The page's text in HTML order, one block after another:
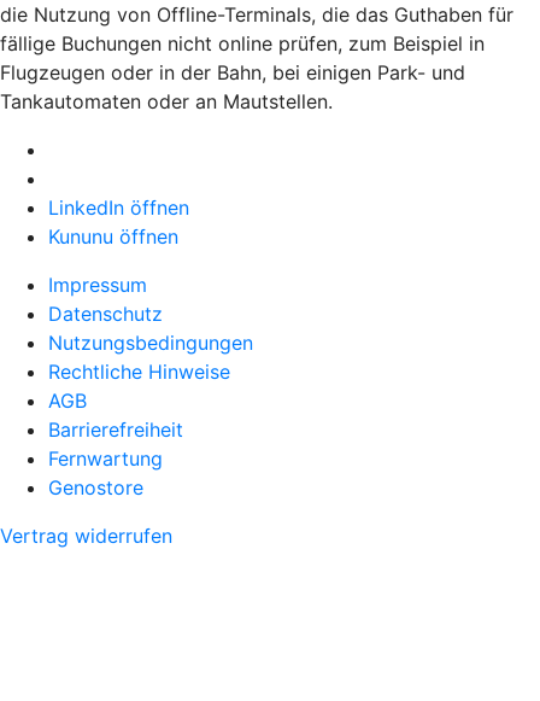
die Nutzung von Offline-Terminals, die das Guthaben für
fällige Buchungen nicht online prüfen, zum Beispiel in
Flugzeugen oder in der Bahn, bei einigen Park- und
Tankautomaten oder an Mautstellen.
LinkedIn öffnen
Kununu öffnen
Impressum
Datenschutz
Nutzungsbedingungen
Rechtliche Hinweise
AGB
Barrierefreiheit
Fernwartung
Genostore
Vertrag widerrufen